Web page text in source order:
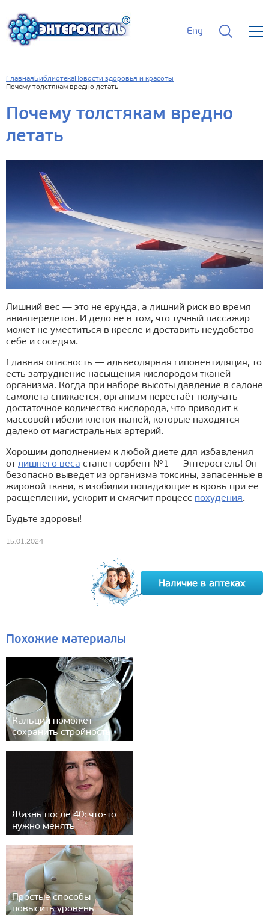
Eng
Главная БиблиотекаНовости здоровья и красоты
Почему толстякам вредно летать
Почему толстякам вредно
летать
Лишний вес — это не ерунда, а лишний риск во время
авиаперелётов. И дело не в том, что тучный пассажир
может не уместиться в кресле и доставить неудобство
себе и соседям.
Главная опасность — альвеолярная гиповентиляция, то
есть затруднение насыщения кислородом тканей
организма. Когда при наборе высоты давление в салоне
самолета снижается, организм перестаёт получать
достаточное количество кислорода, что приводит к
массовой гибели клеток тканей, которые находятся
далеко от магистральных артерий.
Хорошим дополнением к любой диете для избавления
отлишнего веса станет сорбент №1 — Энтеросгель! Он
безопасно выведет из организма токсины, запасенные в
жировой ткани, в изобилии попадающие в кровь при её
расщеплении, ускорит и смягчит процесс похудения.
Будьте здоровы!
15.01.2024
Похожие материалы
Кальций поможет
сохранить стройность
Жизнь после 40: что-то
нужно менять
Простые способы
повысить уровень